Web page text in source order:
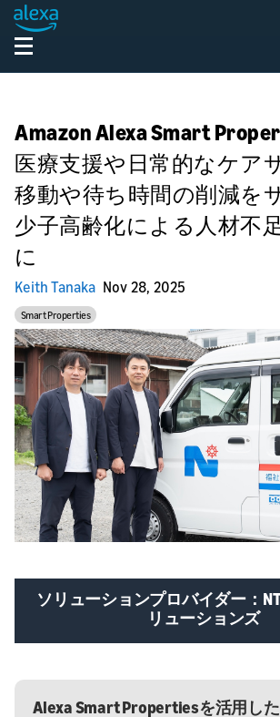
Amazon Alexa Smart
医療支援や日常的なケア
移動や待ち時間の削減を
少子高齢化による人材不
に
Keith Tanaka Nov 28, 2025
Smart Properties
ソリューションプロバイダー：
リューションズ
Alexa Smart Propertiesを活用し